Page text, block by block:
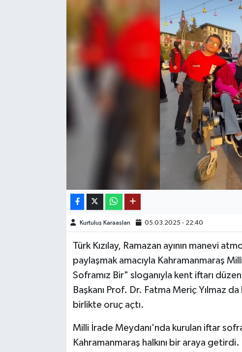
Kurtuluş Karaaslan 05.03.2025 - 22:40
Türk Kızılay, Ramazan ayının manevi
paylaşmak amacıyla Kahramanmaraş
Soframız Bir" sloganıyla kent iftarı
Başkanı Prof. Dr. Fatma Meriç Yılmaz
birlikte oruç açtı.
Milli İrade Meydanı'nda kurulan iftar
Kahramanmaraş halkını bir araya getirdi.
OTOMOTİV
KÜLTÜR SANAT